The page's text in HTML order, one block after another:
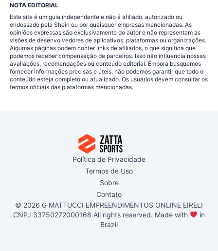
NOTA EDITORIAL
Este site é um guia independente e não é afiliado, autorizado ou
endossado pela Shein ou por quaisquer empresas mencionadas. As
opiniões expressas são exclusivamente do autor e não representam as
visões de desenvolvedores de aplicativos, plataformas ou organizações.
Algumas páginas podem conter links de afiliados, o que significa que
podemos receber compensação de parceiros. Isso não influencia nossas
avaliações, recomendações ou conteúdo editorial. Embora busquemos
fornecer informações precisas e úteis, não podemos garantir que todo o
conteúdo esteja completo ou atualizado. Os usuários devem consultar os
termos oficiais das plataformas mencionadas.
Política de Privacidade
Termos de Uso
Sobre
Contato
© 2026 G MATTUCCI EMPREENDIMENTOS ONLINE EIRELI
CNPJ 33750272000168 All rights reserved. Made with
in
Brazil